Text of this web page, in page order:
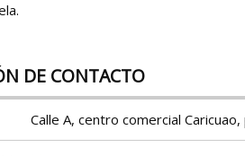
DE CONTACTO
Calle A, centro comercial